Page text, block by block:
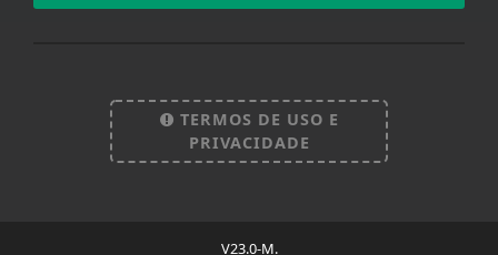
TERMOS DE USO E
PRIVACIDADE
V23.0-M.